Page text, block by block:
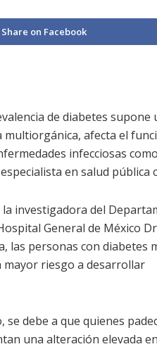
Share on Facebook
de diabetes
multiorgánica, afecta el
infecciosas
en salud pública
la investigadora del
General de México
las personas con diabetes
riesgo a desarrollar
se debe a que quienes
una alteración elevada